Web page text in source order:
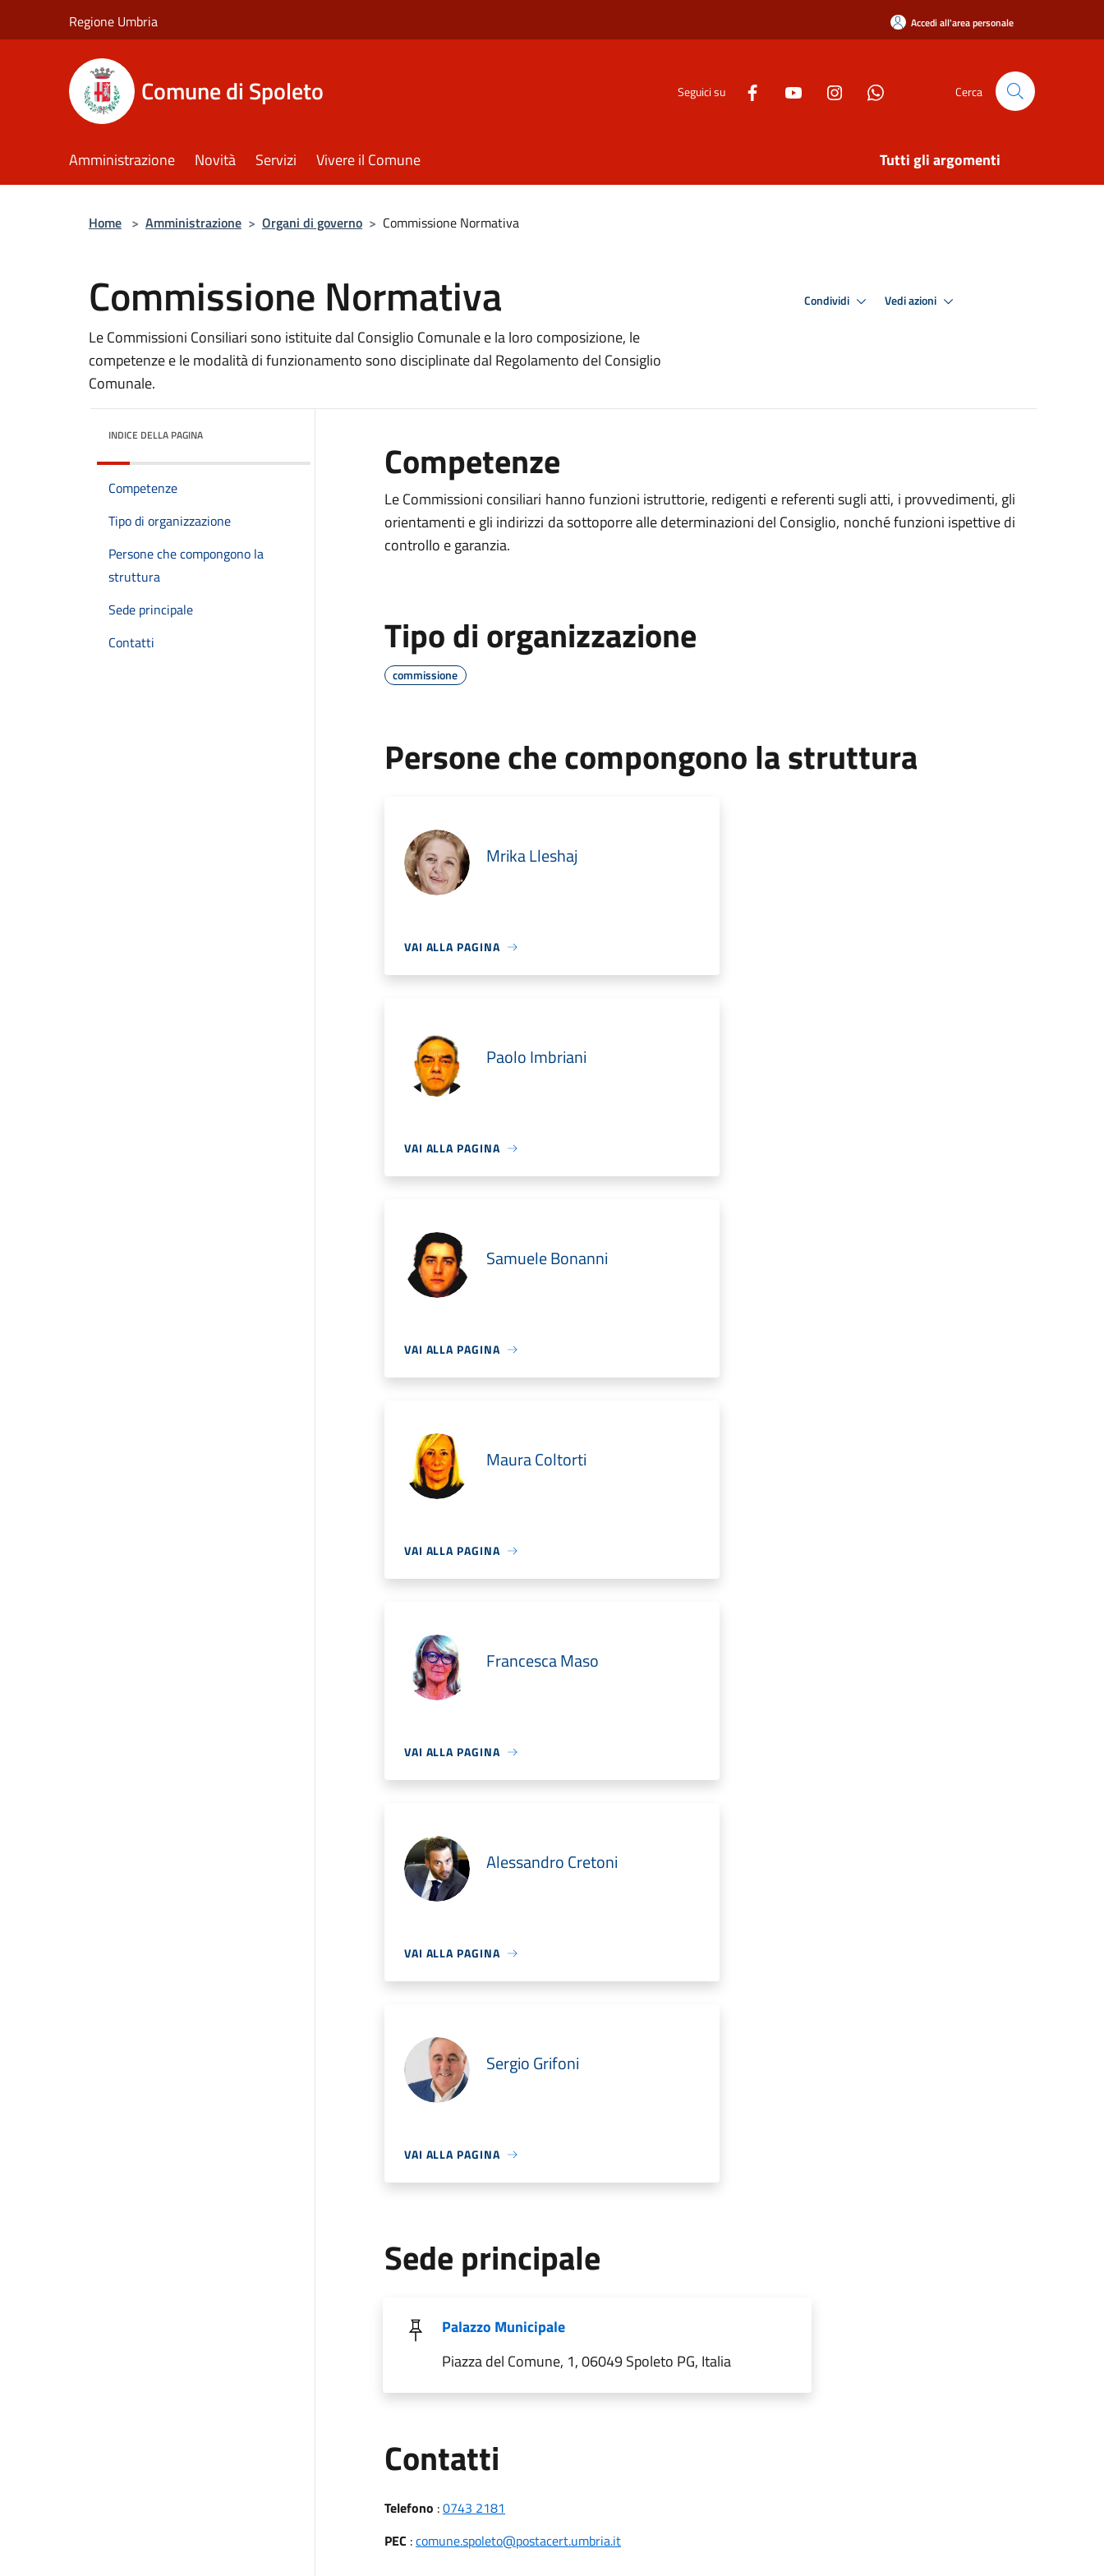
Regione Umbria Accedi all'area personale
Comune di Spoleto Seguici su Cerca
Amministrazione Novità Servizi Vivere il Comune Tutti gli argomenti
Home > Amministrazione > Organi di governo > Commissione Normativa
Commissione Normativa
Le Commissioni Consiliari sono istituite dal Consiglio Comunale e la loro composizione, le
competenze e le modalità di funzionamento sono disciplinate dal Regolamento del Consiglio
Comunale.
Condividi Vedi azioni
INDICE DELLA PAGINA
Competenze
Tipo di organizzazione
Persone che compongono la
struttura
Sede principale
Contatti
Competenze
Le Commissioni consiliari hanno funzioni istruttorie, redigenti e referenti sugli atti, i provvedimenti, gli
orientamenti e gli indirizzi da sottoporre alle determinazioni del Consiglio, nonché funzioni ispettive di
controllo e garanzia.
Tipo di organizzazione
commissione
Persone che compongono la struttura
Mrika Lleshaj
VAI ALLA PAGINA
Paolo Imbriani
VAI ALLA PAGINA
Samuele Bonanni
VAI ALLA PAGINA
Maura Coltorti
VAI ALLA PAGINA
Francesca Maso
VAI ALLA PAGINA
Alessandro Cretoni
VAI ALLA PAGINA
Sergio Grifoni
VAI ALLA PAGINA
Sede principale
Palazzo Municipale
Piazza del Comune, 1, 06049 Spoleto PG, Italia
Contatti
Telefono :0743 2181
PEC :comune.spoleto@postacert.umbria.it